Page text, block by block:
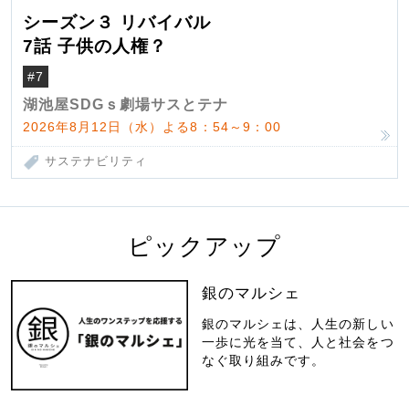
シーズン３ リバイバル
7話 子供の人権？
#7
湖池屋SDGｓ劇場サスとテナ
2026年8月12日（水）よる8：54～9：00
サステナビリティ
ピックアップ
銀のマルシェ
銀のマルシェは、人生の新しい
一歩に光を当て、人と社会をつ
なぐ取り組みです。